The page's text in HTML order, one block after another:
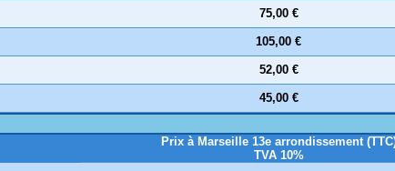
75,00 €
105,00 €
52,00 €
45,00 €
Prix à Marseille 13e arrondissement
TVA 10%